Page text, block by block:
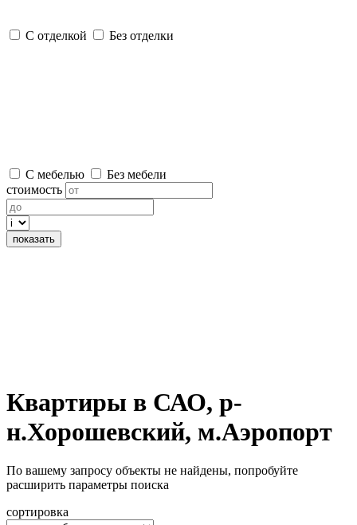
С отделкой Без отделки
С мебелью
Без мебели
стоимость
показать
Квартиры в САО, р-
н.Хорошевский, м.Аэропорт
По вашему запросу объекты не найдены, попробуйте
расширить параметры поиска
сортировка